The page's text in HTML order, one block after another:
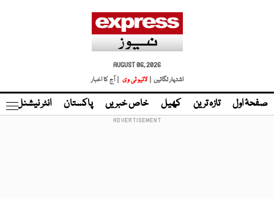
AUGUST 06, 2026
اشتہار لگائیں |
لائیو ٹی وی | آج کا اخبار
صفحۂ اول تازہ ترین کھیل خاص خبریں پاکستان انٹر نیشنل